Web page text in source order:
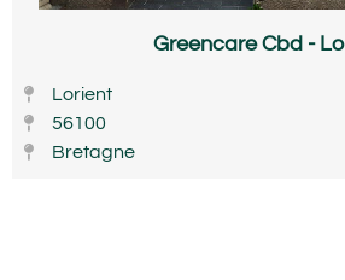
Greencare Cbd -
Lorient
56100
Bretagne